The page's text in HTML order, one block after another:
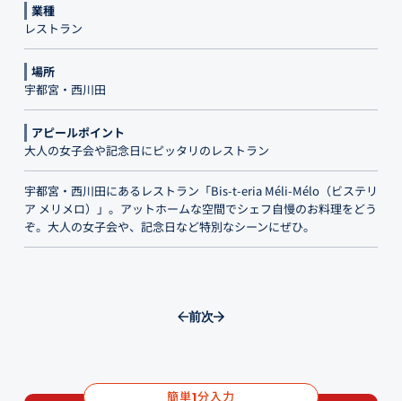
業種
レストラン
場所
宇都宮・西川田
アピールポイント
大人の女子会や記念日にピッタリのレストラン
宇都宮・西川田にあるレストラン「Bis-t-eria Méli-Mélo（ビステリ
ア メリメロ）」。アットホームな空間でシェフ自慢のお料理をどう
ぞ。大人の女子会や、記念日など特別なシーンにぜひ。
前次
簡単1分入力